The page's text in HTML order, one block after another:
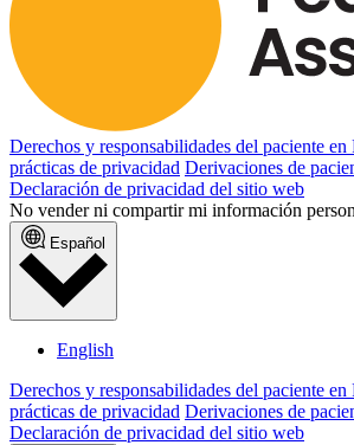
Derechos y responsabilidades del paciente en
prácticas de privacidad Derivaciones de
Declaración de privacidad del sitio web
No vender ni compartir mi información
Español
English
Derechos y responsabilidades del paciente en
prácticas de privacidad Derivaciones de
Declaración de privacidad del sitio web